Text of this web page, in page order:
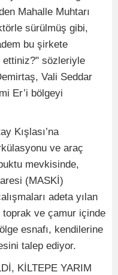
Mahalle Muhtarı
sürülmüş gibi,
bu şirkete
ettiniz?" sözleriyle
Vali Seddar
Er’i bölgeyi
Kışlası’na
ve araç
mevkisinde,
(MASKİ)
adeta yılan
toprak ve çamur içinde
esnafı, kendilerine
talep ediyor.
KİLTEPE YARIM